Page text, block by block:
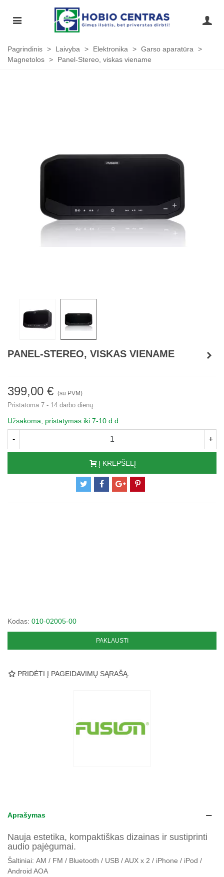
Pagrindinis > Laivyba > Elektronika > Garso aparatūra
>
Magnetolos > Panel-Stereo, viskas viename
PANEL-STEREO, VISKAS VIENAME
399,00 € (su PVM)
Pristatoma 7 - 14 darbo dienų
Užsakoma, pristatymas iki 7-10 d.d.
- +
Į KREPŠELĮ
Kodas: 010-02005-00
PAKLAUSTI
PRIDĖTI Į PAGEIDAVIMŲ SĄRAŠĄ.
Aprašymas
Nauja estetika, kompaktiškas dizainas ir sustiprinti
audio pajėgumai.
Šaltiniai: AM / FM / Bluetooth / USB / AUX x 2 / iPhone / iPod /
Android AOA